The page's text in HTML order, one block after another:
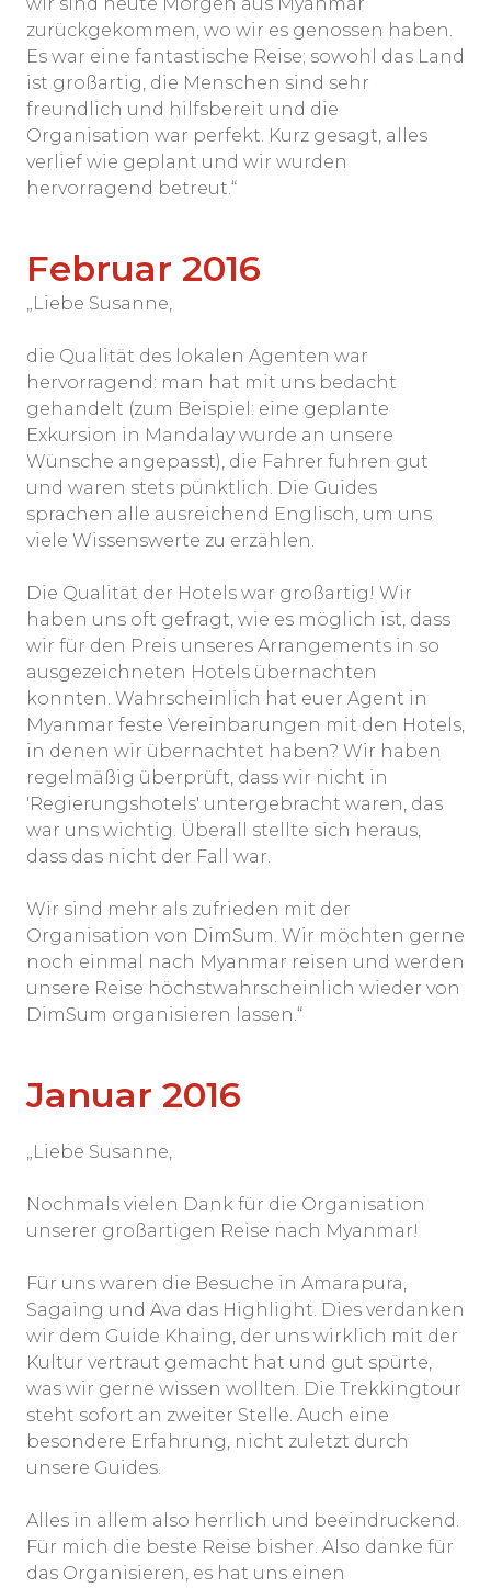
zurückgekommen, wo wir es genossen haben.
Es war eine fantastische Reise; sowohl das Land
ist großartig, die Menschen sind sehr
freundlich und hilfsbereit und die
Organisation war perfekt. Kurz gesagt, alles
verlief wie geplant und wir wurden
hervorragend betreut.“
Februar 2016
„Liebe Susanne,
die Qualität des lokalen Agenten war
hervorragend: man hat mit uns bedacht
gehandelt (zum Beispiel: eine geplante
Exkursion in Mandalay wurde an unsere
Wünsche angepasst), die Fahrer fuhren gut
und waren stets pünktlich. Die Guides
sprachen alle ausreichend Englisch, um uns
viele Wissenswerte zu erzählen.
Die Qualität der Hotels war großartig! Wir
haben uns oft gefragt, wie es möglich ist, dass
wir für den Preis unseres Arrangements in so
ausgezeichneten Hotels übernachten
konnten. Wahrscheinlich hat euer Agent in
Myanmar feste Vereinbarungen mit den Hotels,
in denen wir übernachtet haben? Wir haben
regelmäßig überprüft, dass wir nicht in
'Regierungshotels' untergebracht waren, das
war uns wichtig. Überall stellte sich heraus,
dass das nicht der Fall war.
Wir sind mehr als zufrieden mit der
Organisation von DimSum. Wir möchten gerne
noch einmal nach Myanmar reisen und werden
unsere Reise höchstwahrscheinlich wieder von
DimSum organisieren lassen.“
Januar 2016
„Liebe Susanne,
Nochmals vielen Dank für die Organisation
unserer großartigen Reise nach Myanmar!
Für uns waren die Besuche in Amarapura,
Sagaing und Ava das Highlight. Dies verdanken
wir dem Guide Khaing, der uns wirklich mit der
Kultur vertraut gemacht hat und gut spürte,
was wir gerne wissen wollten. Die Trekkingtour
steht sofort an zweiter Stelle. Auch eine
besondere Erfahrung, nicht zuletzt durch
unsere Guides.
Alles in allem also herrlich und beeindruckend.
Für mich die beste Reise bisher. Also danke für
das Organisieren, es hat uns einen